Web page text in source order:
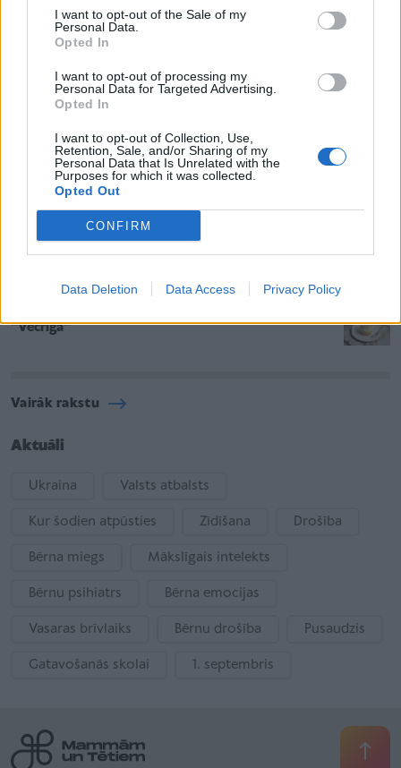
I want to opt-out of the Sale of my
Personal Data.
Opted In
I want to opt-out of processing my
Personal Data for Targeted Advertising.
Opted In
I want to opt-out of Collection, Use,
Retention, Sale, and/or Sharing of my
Personal Data that Is Unrelated with the
Purposes for which it was collected.
Opted Out
CONFIRM
Data Deletion Data Access Privacy Policy
tiešām atšķiras?
Ceļš no inkubatora līdz krūtij. Kā veiksmīgi īstenot
krūtbarošanu priekšlaikus dzimušam bērniņam
"Mēs varētu dot iespēju šai skolai sevi izglābt''.
Pagaidām nereorganizē Bauskas pamatskolu
Vajag vai nevajag obligāto dabaszinību eksāmenu
''Vecrīga''
Vairāk rakstu
Aktuāli
Ukraina Valsts atbalsts
Kur šodien atpūsties Zīdīšana Drošība
Bērna miegs Mākslīgais intelekts
Bērnu psihiatrs Bērna emocijas
Vasaras brīvlaiks Bērnu drošība Pusaudzis
Gatavošanās skolai 1. septembris